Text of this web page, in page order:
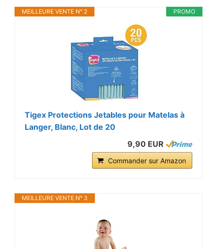
PROMO
MEILLEURE VENTE N° 2
Tigex Protections Jetables pour Matelas à
Langer, Blanc, Lot de 20
9,90 EUR
Commander sur Amazon
MEILLEURE VENTE N° 3